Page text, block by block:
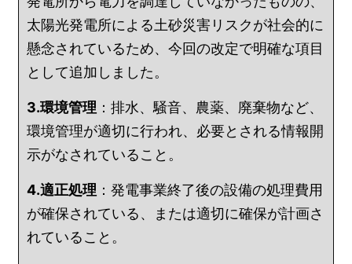
太陽光発電所による土砂災害リスクが社会的に
懸念されているため、今回の改定で明確な項目
として追加しました。
3.環境管理 ：排水、騒音、農薬、廃棄物など、
環境管理が適切に行われ、必要とされる情報開
示がなされていること。
4.適正処理 ：発電事業終了後の設備の処理費用
が確保されている、または適切に確保が計画さ
れていること。